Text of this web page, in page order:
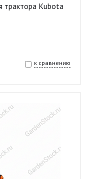
трактора Kubota
к сравнению